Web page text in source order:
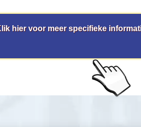
hier voor meer specifieke